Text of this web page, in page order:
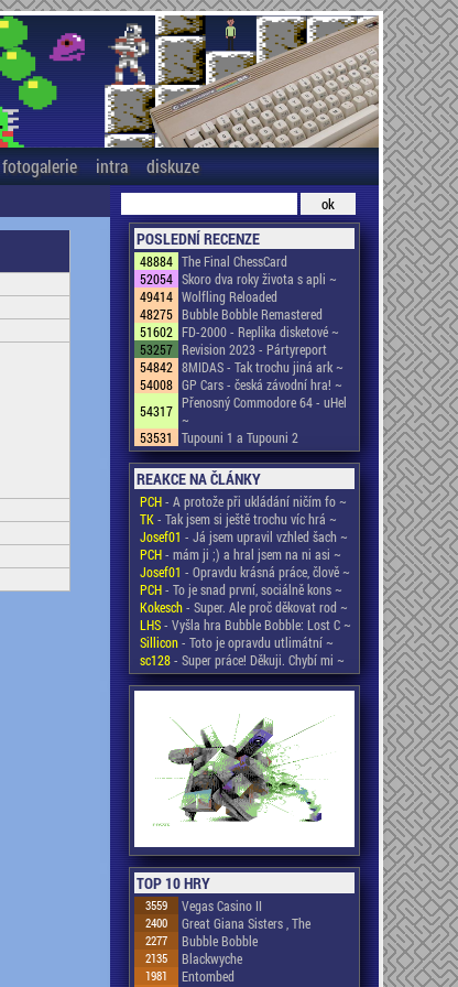
fotogalerie intra diskuze
POSLEDNÍ RECENZE
48884 The Final ChessCard
52054 Skoro dva roky života s apli ~
49414 Wolfling Reloaded
48275 Bubble Bobble Remastered
51602 FD-2000 - Replika disketové ~
53257 Revision 2023 - Pártyreport
54842 8MIDAS - Tak trochu jiná ark ~
54008 GP Cars - česká závodní hra! ~
54317 Přenosný Commodore 64 - uHel
~
53531
Tupouni 1 a Tupouni 2
REAKCE NA ČLÁNKY
PCH- A protože při ukládání ničím fo ~
TK- Tak jsem si ještě trochu víc hrá ~
Josef01 - Já jsem upravil vzhled šach ~
PCH- mám ji ;) a hral jsem na ni asi ~
Josef01 - Opravdu krásná práce, člově ~
PCH- To je snad první, sociálně kons ~
Kokesch- Super. Ale proč děkovat rod ~
LHS- Vyšla hra Bubble Bobble: Lost C ~
Sillicon- Toto je opravdu utlimátní ~
sc128- Super práce! Děkuji. Chybí mi ~
TOP 10 HRY
3559 Vegas Casino II
2400 Great Giana Sisters , The
2277 Bubble Bobble
2135 Blackwyche
1981 Entombed